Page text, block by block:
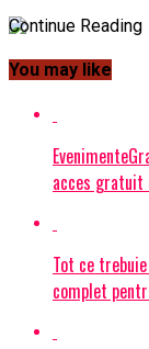
Continue Reading
You may like
acces gratuit
Tot ce
complet